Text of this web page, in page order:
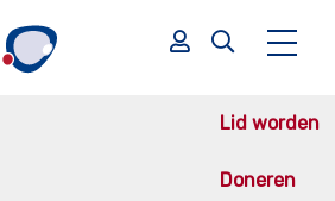
Lid worden
Doneren